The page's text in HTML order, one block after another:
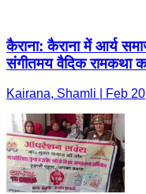
कैराना: कैराना में आर्य
संगीतमय वैदिक रामकथा
Kairana, Shamli | Feb